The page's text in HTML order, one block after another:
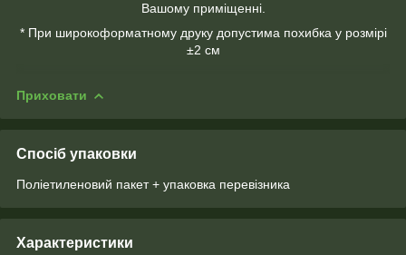
Вашому приміщенні.
* При широкоформатному друку допустима похибка у розмірі
±2 см
Приховати
Спосіб упаковки
Поліетиленовий пакет + упаковка перевізника
Характеристики